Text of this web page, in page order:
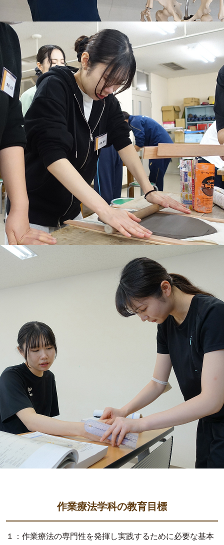
作業療法学科の教育目標
１：作業療法の専門性を発揮し実践するために必要な基本